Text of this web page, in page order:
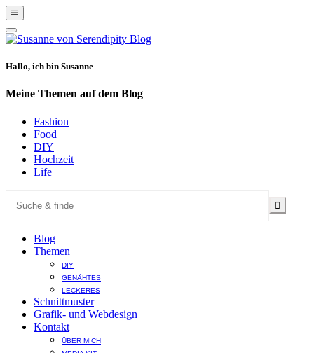
Show
Offscreen
Content
Hide
Offscreen
Hallo, ich bin Susanne
Meine Themen auf dem Blog
Fashion
Food
DIY
Hochzeit
Life
Blog
Themen
DIY
GENÄHTES
LECKERES
Schnittmuster
Grafik- und Webdesign
Kontakt
ÜBER MICH